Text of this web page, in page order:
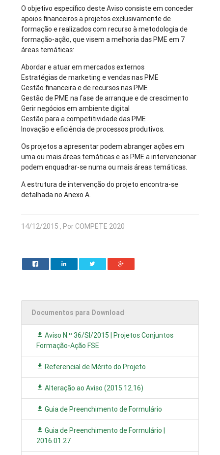
O objetivo específico deste Aviso consiste em conceder
apoios financeiros a projetos exclusivamente de
formação e realizados com recurso à metodologia de
formação-ação, que visem a melhoria das PME em 7
áreas temáticas:
Abordar e atuar em mercados externos
Estratégias de marketing e vendas nas PME
Gestão financeira e de recursos nas PME
Gestão de PME na fase de arranque e de crescimento
Gerir negócios em ambiente digital
Gestão para a competitividade das PME
Inovação e eficiência de processos produtivos.
Os projetos a apresentar podem abranger ações em
uma ou mais áreas temáticas e as PME a intervencionar
podem enquadrar-se numa ou mais áreas temáticas.
A estrutura de intervenção do projeto encontra-se
detalhada no Anexo A.
14/12/2015 , Por COMPETE 2020
Documentos para Download
Aviso N.º 36/SI/2015 | Projetos Conjuntos
Formação-Ação FSE
Referencial de Mérito do Projeto
Alteração ao Aviso (2015.12.16)
Guia de Preenchimento de Formulário
Guia de Preenchimento de Formulário |
2016.01.27